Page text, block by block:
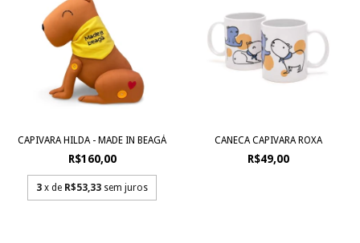
CAPIVARA HILDA - MADE IN BEAGÁ
R$160,00
3 x de R$53,33 sem juros
CANECA CAPIVARA ROXA
R$49,00